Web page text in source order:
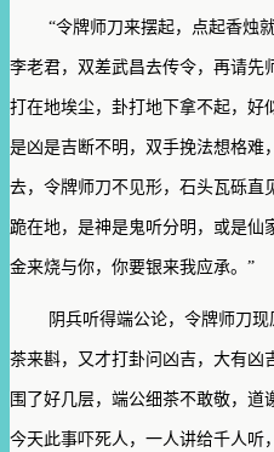
“令牌师刀来摆起，点起香烛
李老君，双差武昌去传令，再请先
打在地埃尘，卦打地下拿不起，好
是凶是吉断不明，双手挽法想格难
去，令牌师刀不见形，石头瓦砾直
跪在地，是神是鬼听分明，或是仙
金来烧与你，你要银来我应承。”
阴兵听得端公论，令牌师刀
茶来斟，又才打卦问凶吉，大有凶
围了好几层，端公细茶不敢敬，道
今天此事吓死人，一人讲给千人听